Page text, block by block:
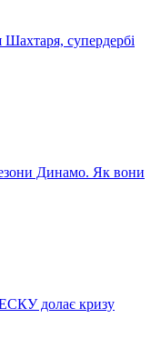
супердербі
Динамо. Як вони
долає кризу